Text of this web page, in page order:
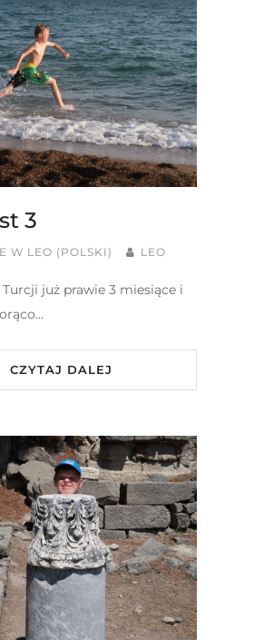
3
W LEO (POLSKI) LEO
już prawie 3 miesiące i
CZYTAJ DALEJ